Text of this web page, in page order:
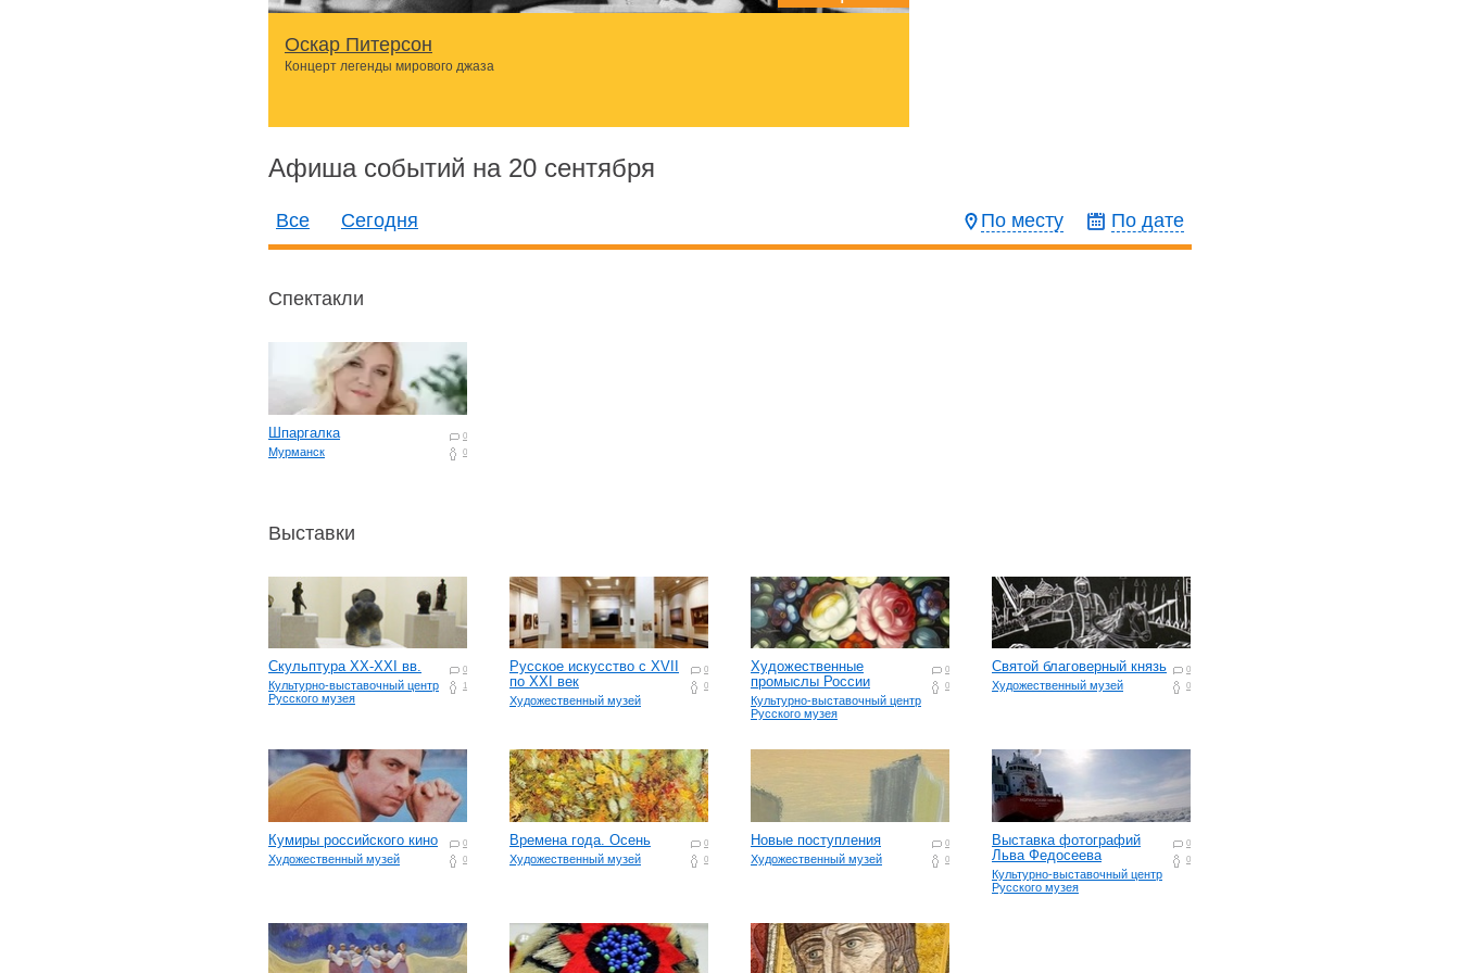
Оскар Питерсон
Концерт легенды мирового джаза
Афиша событий на 20 сентября
Все Сегодня По месту По дате
Спектакли
0
0
Шпаргалка
Мурманск
Выставки
0
1
Скульптура XX-XXI вв.
Культурно-выставочный центр
Русского музея
0
0
Русское искусство с ХVII
по ХХI век
Художественный музей
0
0
Художественные
промыслы России
Культурно-выставочный центр
Русского музея
0
0
Святой благоверный князь
Художественный музей
0
0
Кумиры российского кино
Художественный музей
0
0
Времена года. Осень
Художественный музей
0
0
Новые поступления
Художественный музей
0
0
Выставка фотографий
Льва Федосеева
Культурно-выставочный центр
Русского музея